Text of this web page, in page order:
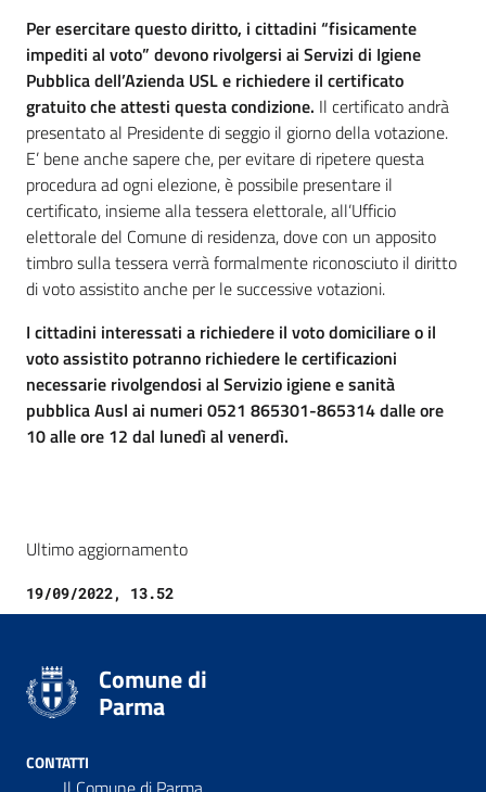
Per esercitare questo diritto, i cittadini “fisicamente
impediti al voto” devono rivolgersi ai Servizi di Igiene
Pubblica dell’Azienda USL e richiedere il certificato
gratuito che attesti questa condizione. Il certificato andrà
presentato al Presidente di seggio il giorno della votazione.
E’ bene anche sapere che, per evitare di ripetere questa
procedura ad ogni elezione, è possibile presentare il
certificato, insieme alla tessera elettorale, all’Ufficio
elettorale del Comune di residenza, dove con un apposito
timbro sulla tessera verrà formalmente riconosciuto il diritto
di voto assistito anche per le successive votazioni.
I cittadini interessati a richiedere il voto domiciliare o il
voto assistito potranno richiedere le certificazioni
necessarie rivolgendosi al Servizio igiene e sanità
pubblica Ausl ai numeri 0521 865301-865314 dalle ore
10 alle ore 12 dal lunedì al venerdì.
Ultimo aggiornamento
19/09/2022, 13.52
Comune di
Parma
CONTATTI